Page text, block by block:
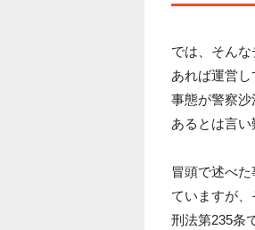
では、そん
あれば運営
事態が警察
あるとは言い
冒頭で述べ
ていますが
刑法第235条